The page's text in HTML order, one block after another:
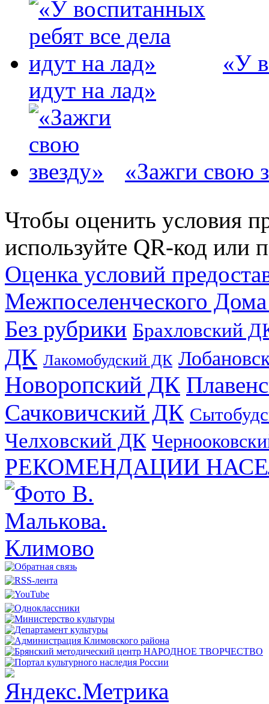
«У
идут на лад»
«Зажги свою
Чтобы оценить условия
используйте QR-код или
Оценка условий
Межпоселенческого
Без рубрики Брахловский
ДК Лакомобудский ДК
Новоропский ДК
Сачковичский ДК
Челховский ДК
РЕКОМЕНДАЦИИ